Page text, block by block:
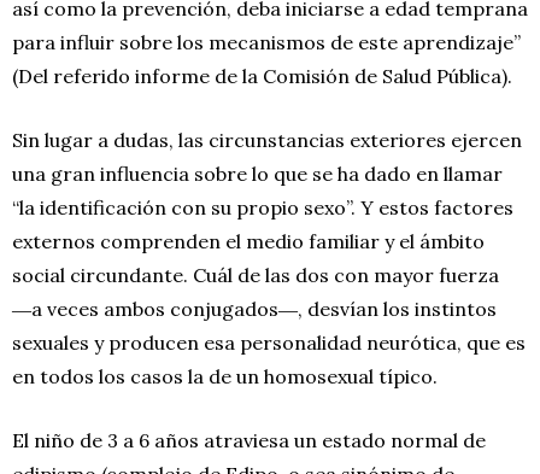
así como la prevención, deba iniciarse a edad temprana
para influir sobre los mecanismos de este aprendizaje”
(Del referido informe de la Comisión de Salud Pública).
Sin lugar a dudas, las circunstancias exteriores ejercen
una gran influencia sobre lo que se ha dado en llamar
“la identificación con su propio sexo”. Y estos factores
externos comprenden el medio familiar y el ámbito
social circundante. Cuál de las dos con mayor fuerza
―a veces ambos conjugados―, desvían los instintos
sexuales y producen esa personalidad neurótica, que es
en todos los casos la de un homosexual típico.
El niño de 3 a 6 años atraviesa un estado normal de